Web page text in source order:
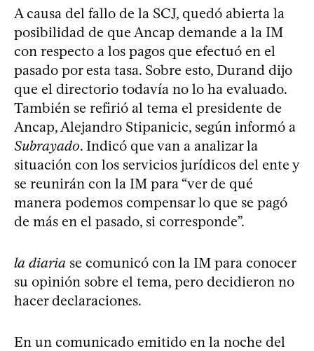
A causa del fallo de la SCJ, quedó abierta la
posibilidad de que Ancap demande a la IM
con respecto a los pagos que efectuó en el
pasado por esta tasa. Sobre esto, Durand dijo
que el directorio todavía no lo ha evaluado.
También se refirió al tema el presidente de
Ancap, Alejandro Stipanicic, según informó a
Subrayado. Indicó que van a analizar la
situación con los servicios jurídicos del ente y
se reunirán con la IM para “ver de qué
manera podemos compensar lo que se pagó
de más en el pasado, si corresponde”.
la diaria se comunicó con la IM para conocer
su opinión sobre el tema, pero decidieron no
hacer declaraciones.
En un comunicado emitido en la noche del